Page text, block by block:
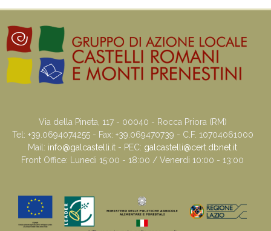
Via della Pineta, 117 - 00040 - Rocca Priora (RM)
Tel: +39.0694074255 - Fax: +39.069470739 - C.F. 10704061000
Mail: info@galcastelli.it - PEC: galcastelli@cert.dbnet.it
Front Office: Lunedi 15:00 - 18:00 / Venerdi 10:00 - 13:00